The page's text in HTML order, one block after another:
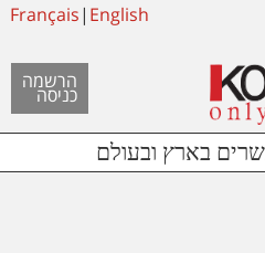
בארץ ובעולם
הרשמה
כניסה
Français| English